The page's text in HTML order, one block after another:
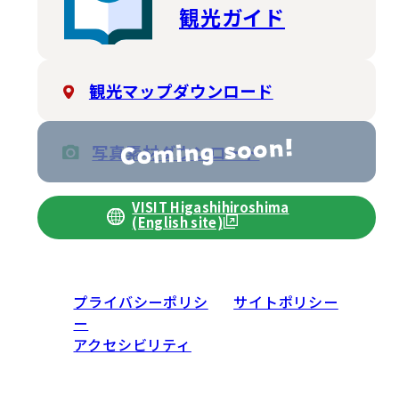
観光ガイド
観光マップダウンロード
写真素材ダウンロード
VISIT Higashihiroshima
(English site)
プライバシーポリシ
ー
サイトポリシー
アクセシビリティ